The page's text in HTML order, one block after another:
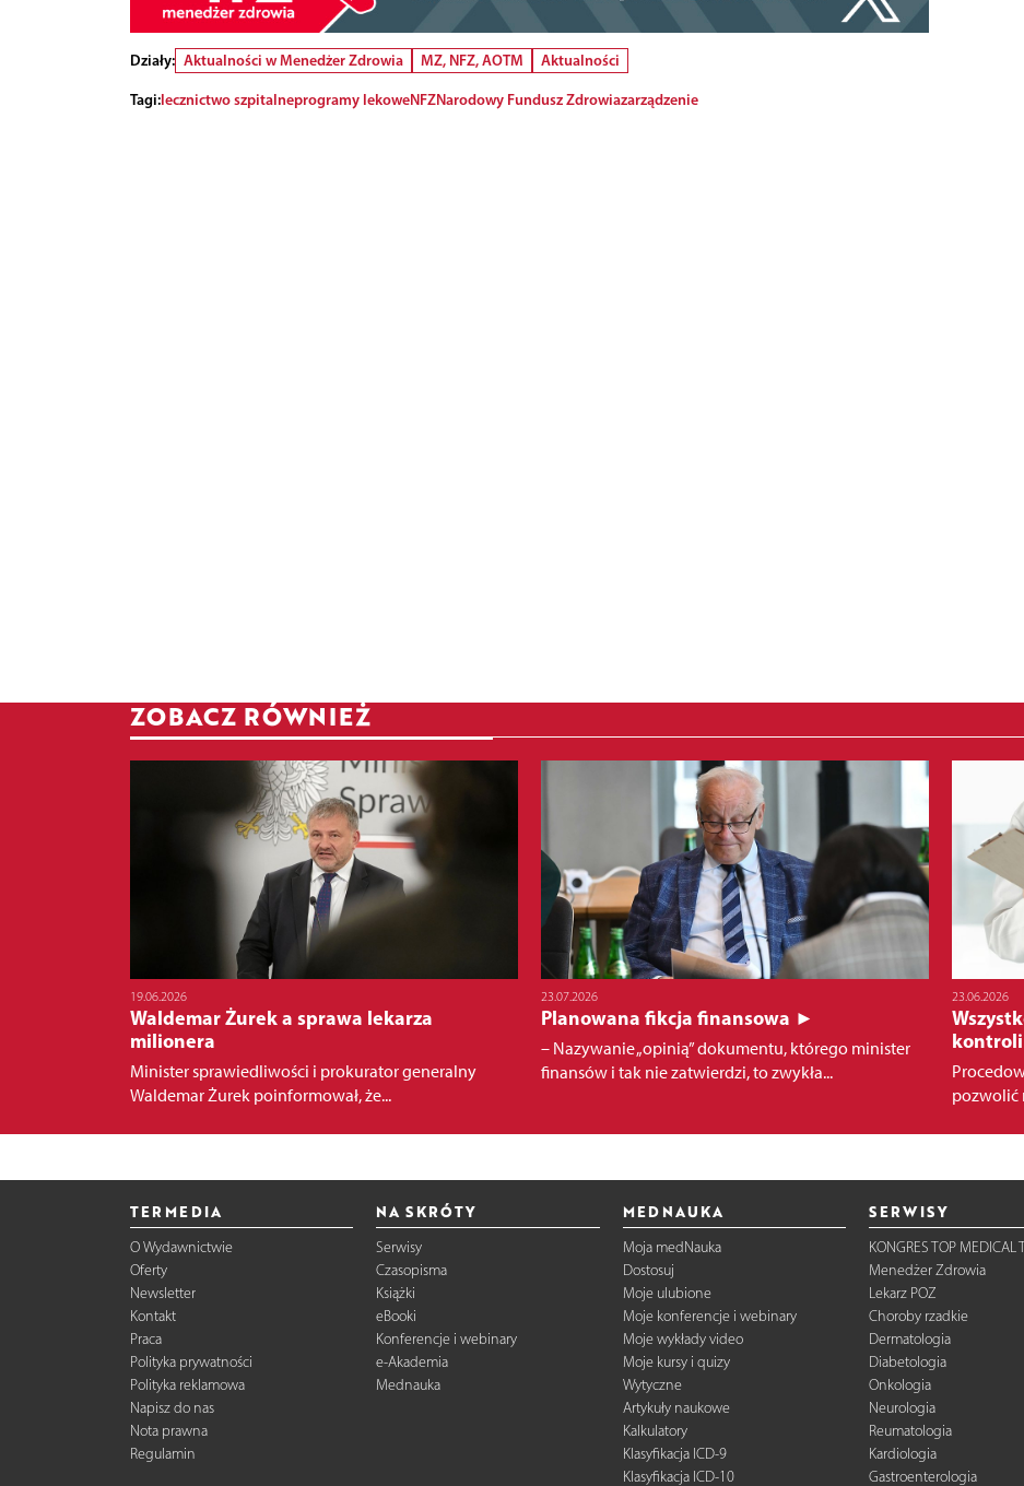
Działy: Aktualności w Menedżer Zdrowia MZ, NFZ, AOTM
Aktualności
Tagi:lecznictwo szpitalneprogramy lekoweNFZNarodowy Fundusz Zdrowiazarządzenie
ZOBACZ RÓWNIEŻ
19.06.2026
Waldemar Żurek a sprawa lekarza
milionera
Minister sprawiedliwości i prokurator generalny
Waldemar Żurek poinformował, że...
23.07.2026
Planowana fikcja finansowa ►
– Nazywanie „opinią” dokumentu, którego minister
finansów i tak nie zatwierdzi, to zwykła...
23.06.2026
pozwolić
TERMEDIA
O Wydawnictwie
Oferty
Newsletter
Kontakt
Praca
Polityka prywatności
Polityka reklamowa
Napisz do nas
Nota prawna
Regulamin
NA SKRÓTY
Serwisy
Czasopisma
Książki
eBooki
Konferencje i webinary
e-Akademia
Mednauka
MEDNAUKA
Moja medNauka
Dostosuj
Moje ulubione
Moje konferencje i webinary
Moje wykłady video
Moje kursy i quizy
Wytyczne
Artykuły naukowe
Kalkulatory
Klasyfikacja ICD-9
Klasyfikacja ICD-10
SERWISY
KONGRES TOP MEDICAL
Menedżer Zdrowia
Lekarz POZ
Choroby rzadkie
Dermatologia
Diabetologia
Onkologia
Neurologia
Reumatologia
Kardiologia
Gastroenterologia